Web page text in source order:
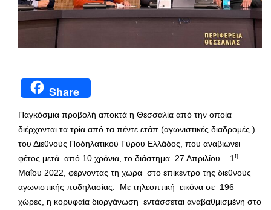
Share
Παγκόσμια προβολή αποκτά η Θεσσαλία από την οποία
διέρχονται τα τρία από τα πέντε ετάπ (αγωνιστικές διαδρομές )
του Διεθνούς Ποδηλατικού Γύρου Ελλάδος, που αναβιώνει
φέτος μετά από 10 χρόνια, το διάστημα 27 Απριλίου – 1 η
Μαΐου 2022, φέρνοντας τη χώρα στο επίκεντρο της διεθνούς
αγωνιστικής ποδηλασίας. Με τηλεοπτική εικόνα σε 196
χώρες, η κορυφαία διοργάνωση εντάσσεται αναβαθμισμένη στο